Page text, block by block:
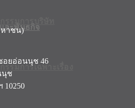
ละพันธกิจ
รมการเฉพาะเรื่อง
าชน)
ซอยอ่อนนุช 46
นุช
10250